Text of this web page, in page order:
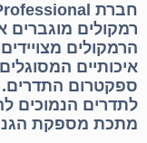
חברת
רמקולים מוגברים
הרמקולים
איכותיים
לתדרים הנמוכים
מתכת מספקת